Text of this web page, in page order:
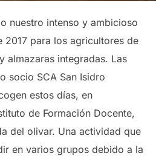
nuestro intenso y ambicioso
para los agricultores de
almazaras integradas. Las
socio SCA San Isidro
estos días, en
de Formación Docente,
del olivar. Una actividad que
en varios grupos debido a la